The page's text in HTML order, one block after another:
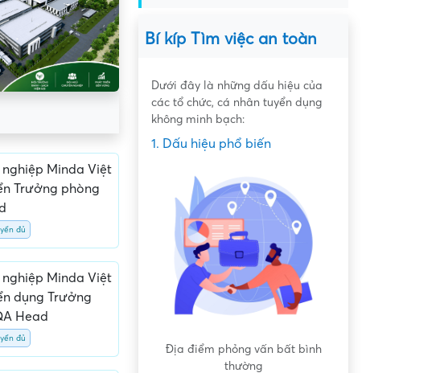
Minda Việt
Trưởng phòng
đủ
Minda Việt
dụng Trưởng
Head
đủ
Bí kíp Tìm việc an toàn
Dưới đây là những dấu hiệu của
các tổ chức, cá nhân tuyển dụng
không minh bạch:
1. Dấu hiệu phổ biến
phỏng vấn bất bình
Nội dung mô tả công việc sơ sài,
không đồng nhất với công việc